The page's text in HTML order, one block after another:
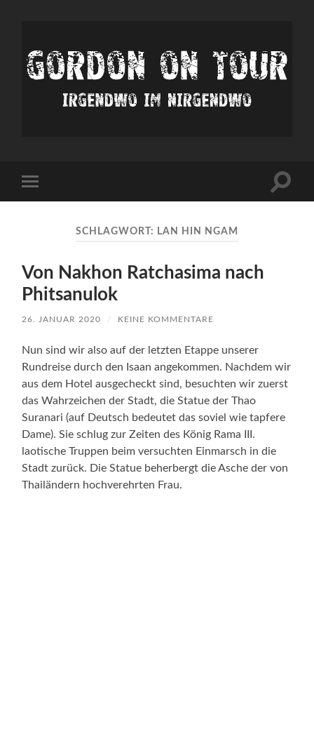
Menü
SCHLAGWORT: LAN HIN NGAM
Von Nakhon Ratchasima nach
Phitsanulok
26. JANUAR 2020 / KEINE KOMMENTARE
Nun sind wir also auf der letzten Etappe unserer
Rundreise durch den Isaan angekommen. Nachdem wir
aus dem Hotel ausgecheckt sind, besuchten wir zuerst
das Wahrzeichen der Stadt, die Statue der Thao
Suranari (auf Deutsch bedeutet das soviel wie tapfere
Dame). Sie schlug zur Zeiten des König Rama III.
laotische Truppen beim versuchten Einmarsch in die
Stadt zurück. Die Statue beherbergt die Asche der von
Thailändern hochverehrten Frau.